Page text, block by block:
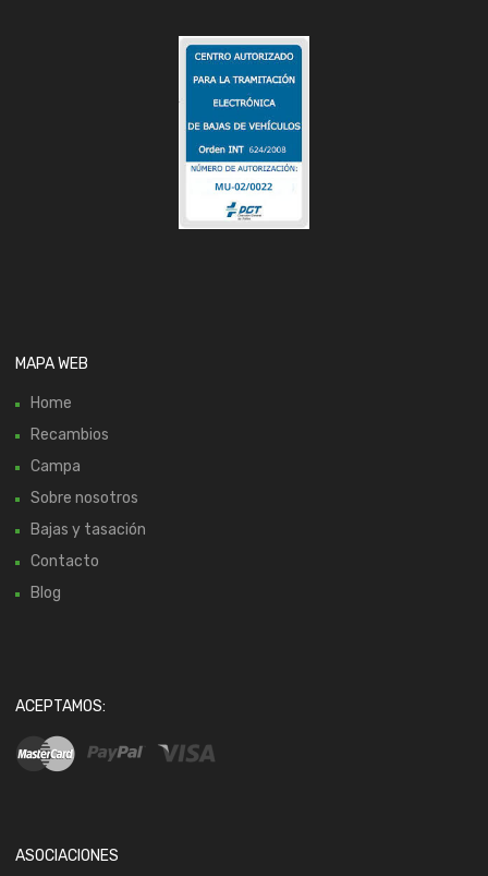
MAPA WEB
Home
Recambios
Campa
Sobre nosotros
Bajas y tasación
Contacto
Blog
ACEPTAMOS:
ASOCIACIONES